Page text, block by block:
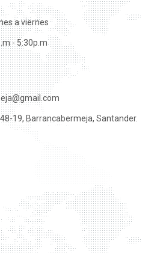
a viernes
- 5:30p.m
19, Barrancabermeja, Santander.